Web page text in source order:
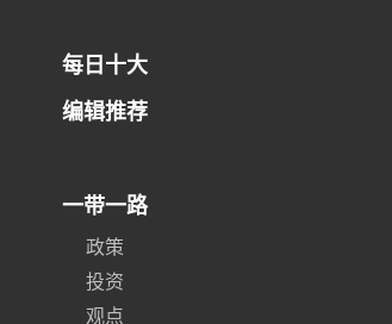
每日十大
编辑推荐
一带一路
政策
投资
观点